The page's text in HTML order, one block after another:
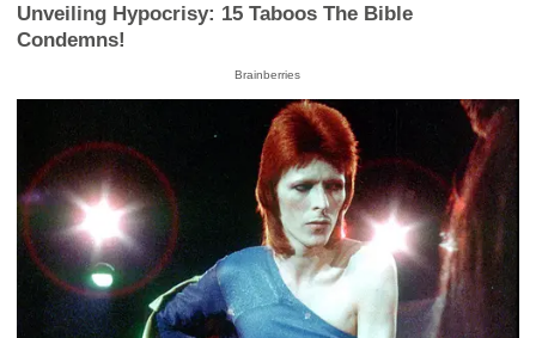
Unveiling Hypocrisy: 15 Taboos The Bible
Condemns!
Brainberries